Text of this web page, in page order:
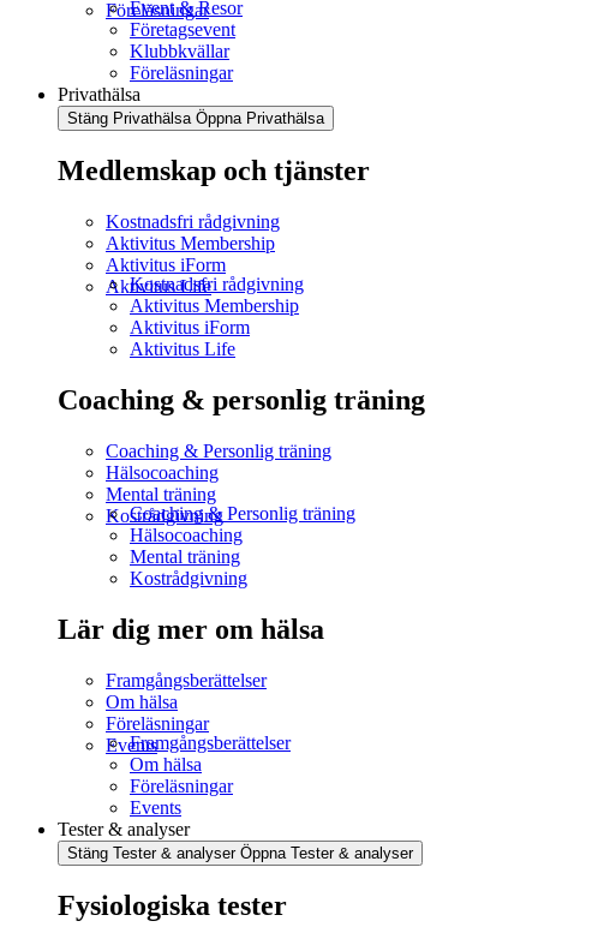
Föreläsningar
Event & Resor
Företagsevent
Klubbkvällar
Föreläsningar
Privathälsa
Stäng Privathälsa Öppna Privathälsa
Medlemskap och tjänster
Kostnadsfri rådgivning
Aktivitus Membership
Aktivitus iForm
Aktivitus Life
Kostnadsfri rådgivning
Aktivitus Membership
Aktivitus iForm
Aktivitus Life
Coaching & personlig träning
Coaching & Personlig träning
Hälsocoaching
Mental träning
Kostrådgivning
Coaching & Personlig träning
Hälsocoaching
Mental träning
Kostrådgivning
Lär dig mer om hälsa
Framgångsberättelser
Om hälsa
Föreläsningar
EventsFramgångsberättelser
Om hälsa
Föreläsningar
Events
Tester & analyser
Stäng Tester & analyser Öppna Tester & analyser
Fysiologiska tester